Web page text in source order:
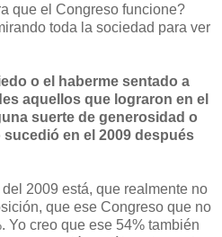
que el Congreso funcione?
toda la sociedad para ver
o el haberme sentado a
aquellos que lograron en el
suerte de generosidad o
en el 2009 después
2009 está, que realmente no
que ese Congreso que no
Yo creo que ese 54% también